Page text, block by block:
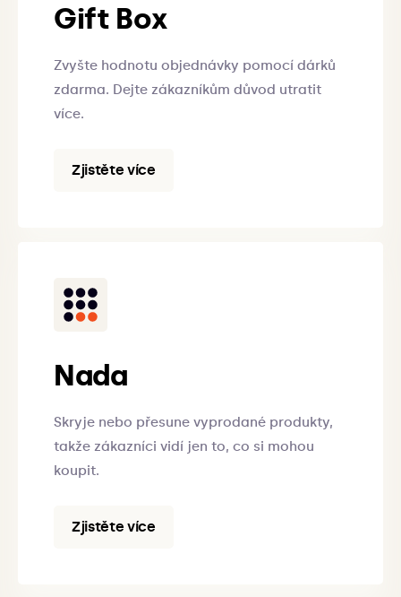
Gift Box
Zvyšte hodnotu objednávky pomocí dárků
zdarma. Dejte zákazníkům důvod utratit
více.
Zjistěte více
Nada
Skryje nebo přesune vyprodané produkty,
takže zákazníci vidí jen to, co si mohou
koupit.
Zjistěte více